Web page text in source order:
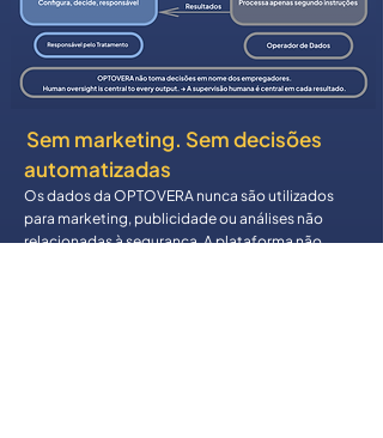
Sem marketing. Sem decisões
automatizadas
Os dados da OPTOVERA nunca são utilizados
para marketing, publicidade ou análises não
relacionadas à segurança. A plataforma não